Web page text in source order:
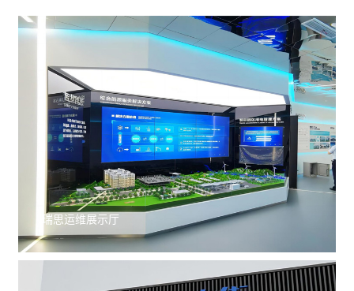
瑞思运维展示厅